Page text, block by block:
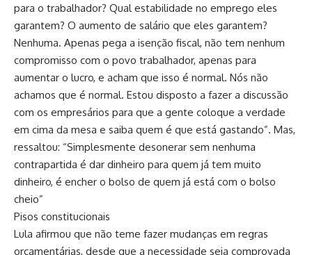
para o trabalhador? Qual estabilidade no emprego eles
garantem? O aumento de salário que eles garantem?
Nenhuma. Apenas pega a isenção fiscal, não tem nenhum
compromisso com o povo trabalhador, apenas para
aumentar o lucro, e acham que isso é normal. Nós não
achamos que é normal. Estou disposto a fazer a discussão
com os empresários para que a gente coloque a verdade
em cima da mesa e saiba quem é que está gastando”. Mas,
ressaltou: “Simplesmente desonerar sem nenhuma
contrapartida é dar dinheiro para quem já tem muito
dinheiro, é encher o bolso de quem já está com o bolso
cheio”
Pisos constitucionais
Lula afirmou que não teme fazer mudanças em regras
orçamentárias, desde que a necessidade seja comprovada